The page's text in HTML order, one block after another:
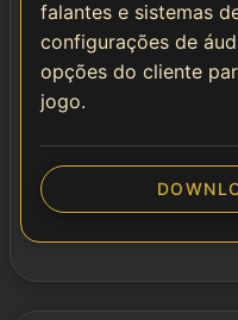
falantes e sistemas
configurações de
opções do cliente
jogo.